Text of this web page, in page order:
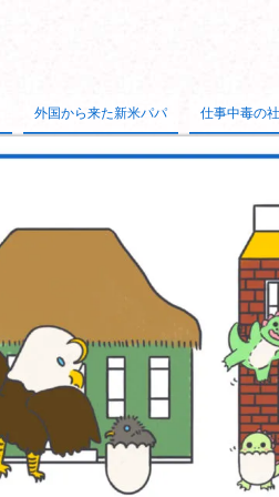
外国から来た新米パパ 仕事中毒の